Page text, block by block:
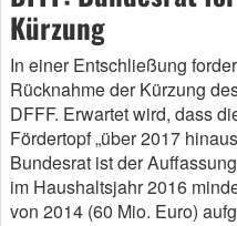
Kürzung
In einer Entschließung
Rücknahme der Kürzung
DFFF. Erwartet wird, dass
Fördertopf „über 2017
Bundesrat ist der
im Haushaltsjahr 2016
von 2014 (60 Mio. Euro)